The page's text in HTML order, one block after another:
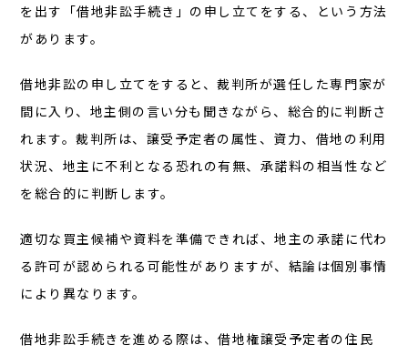
を出す「借地非訟手続き」の申し立てをする、という方法
があります。
借地非訟の申し立てをすると、裁判所が選任した専門家が
間に入り、地主側の言い分も聞きながら、総合的に判断さ
れます。裁判所は、譲受予定者の属性、資力、借地の利用
状況、地主に不利となる恐れの有無、承諾料の相当性など
を総合的に判断します。
適切な買主候補や資料を準備できれば、地主の承諾に代わ
る許可が認められる可能性がありますが、結論は個別事情
により異なります。
借地非訟手続きを進める際は、借地権譲受予定者の住民